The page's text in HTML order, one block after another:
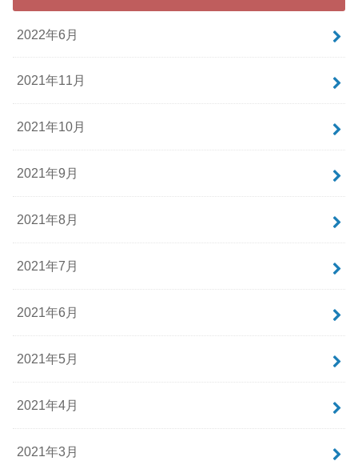
2022年6月
2021年11月
2021年10月
2021年9月
2021年8月
2021年7月
2021年6月
2021年5月
2021年4月
2021年3月